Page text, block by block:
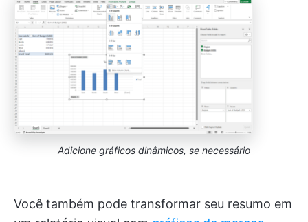
Adicione gráficos dinâmicos, se necessário
Você também pode transformar seu resumo em